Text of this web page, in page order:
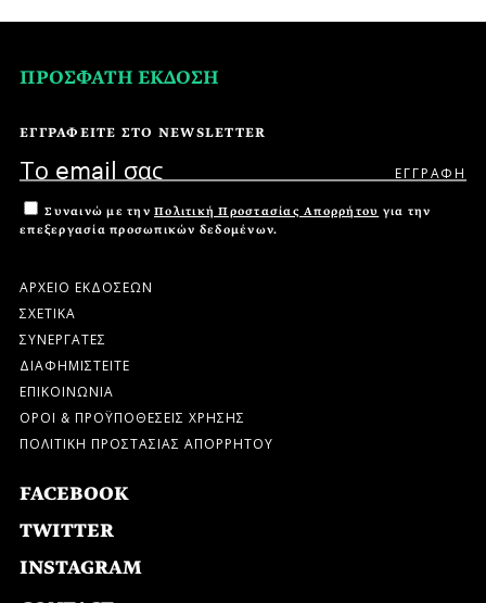
ΠΡΟΣΦΑΤΗ ΕΚΔΟΣΗ
ΕΓΓΡΑΦΕΙΤΕ ΣΤΟ NEWSLETTER
Συναινώ με την Πολιτική Προστασίας Απορρήτου για την
επεξεργασία προσωπικών δεδομένων.
ΑΡΧΕΙΟ ΕΚΔΟΣΕΩΝ
ΣΧΕΤΙΚΑ
ΣΥΝΕΡΓΑΤΕΣ
ΔΙΑΦΗΜΙΣΤΕΙΤΕ
ΕΠΙΚΟΙΝΩΝΙΑ
ΟΡΟΙ & ΠΡΟΫΠΟΘΕΣΕΙΣ ΧΡΗΣΗΣ
ΠΟΛΙΤΙΚΗ ΠΡΟΣΤΑΣΙΑΣ ΑΠΟΡΡΗΤΟΥ
FACEBOOK
TWITTER
INSTAGRAM